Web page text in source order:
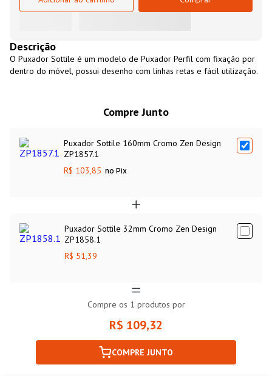
Descrição
O Puxador Sottile é um modelo de Puxador Perfil com fixação por
dentro do móvel, possui desenho com linhas retas e fácil utilização.
Compre Junto
Puxador Sottile 160mm Cromo Zen Design
ZP1857.1
R$ 103,85 no Pix
Puxador Sottile 32mm Cromo Zen Design
ZP1858.1
R$ 51,39
Compre os 1 produtos por
R$ 109,32
COMPRE JUNTO